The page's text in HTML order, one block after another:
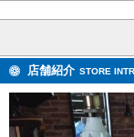
店舗紹介 STORE